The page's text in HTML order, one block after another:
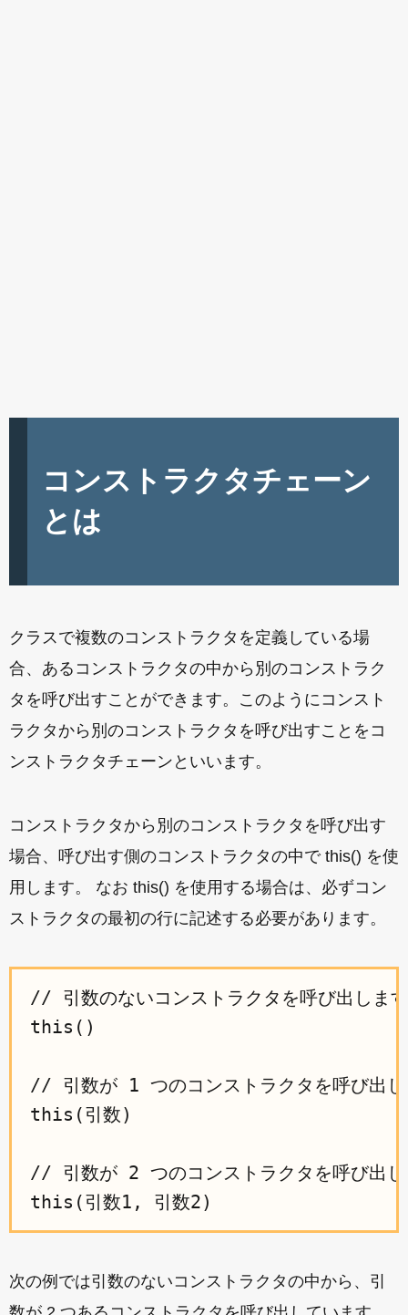
コンストラクタチェーン
とは
クラスで複数のコンストラクタを定義している場
合、あるコンストラクタの中から別のコンストラク
タを呼び出すことができます。このようにコンスト
ラクタから別のコンストラクタを呼び出すことをコ
ンストラクタチェーンといいます。
コンストラクタから別のコンストラクタを呼び出す
場合、呼び出す側のコンストラクタの中で this() を使
用します。 なお this() を使用する場合は、必ずコン
ストラクタの最初の行に記述する必要があります。
// 引数のないコンストラクタを呼び出します
this()
// 引数が 1 つのコンストラクタを呼び出し
this(引数)
// 引数が 2 つのコンストラクタを呼び出し
次の例では引数のないコンストラクタの中から、引